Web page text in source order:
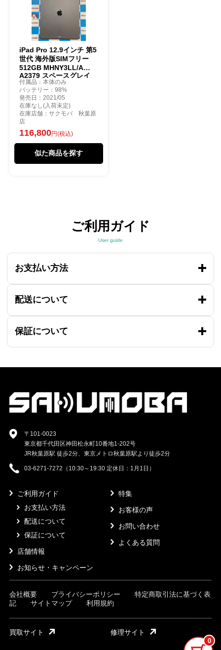
iPad Pro 12.9インチ 第5
世代 海外版SIMフリー
512GB MHNY3LL/A
A2379 スペースグレイ
付属品：本体のみ
バッテリー：98%
発売日：2021/05
在庫なし(入荷未定)
在庫店舗：サクモバ 秋葉原
店
116,800円(税込)
似た商品を探す
0
ご利用ガイド
User guide
お支払い方法
配送について
保証について
〒101-0023
東京都千代田区神田松永町10番地1-202号
JR秋葉原駅 徒歩2分、東京メトロ秋葉原駅より徒歩2分
03-6271-7272（10:30～19:30 定休日：1月1日）
ご利用ガイド
お支払い方法
配送について
保証について
店舗情報
お知らせ・キャンペーン
特集
お客様の声
お問い合わせ
よくある質問
会社概要 プライバシーポリシー
特定商取引法に基づく表
記
サイトマップ 利用規約
買取サイト 修理サイト